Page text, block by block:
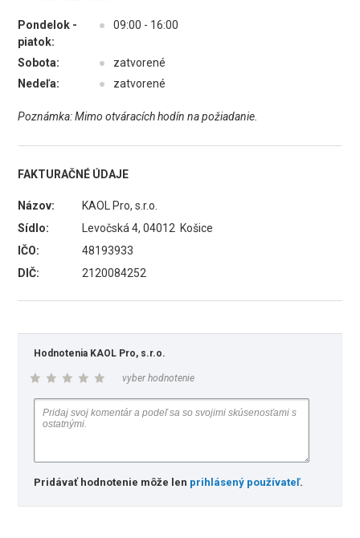
Pondelok -
piatok:
● 09:00 - 16:00
Sobota: ●
zatvorené
Nedeľa:
● zatvorené
Poznámka: Mimo otváracích hodín na požiadanie.
FAKTURAČNÉ ÚDAJE
Názov:
KAOL Pro, s.r.o.
Sídlo:
Levočská 4, 04012 Košice
IČO:
48193933
DIČ:
2120084252
Hodnotenia KAOL Pro, s.r.o.
vyber hodnotenie
Pridávať hodnotenie môže len prihlásený používateľ.